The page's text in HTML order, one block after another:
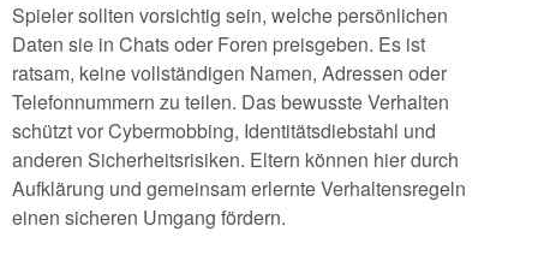
Spieler sollten vorsichtig sein, welche persönlichen
Daten sie in Chats oder Foren preisgeben. Es ist
ratsam, keine vollständigen Namen, Adressen oder
Telefonnummern zu teilen. Das bewusste Verhalten
schützt vor Cybermobbing, Identitätsdiebstahl und
anderen Sicherheitsrisiken. Eltern können hier durch
Aufklärung und gemeinsam erlernte Verhaltensregeln
einen sicheren Umgang fördern.